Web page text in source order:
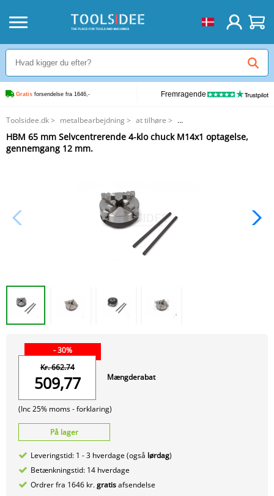
Gratis forsendelse fra 1646,- Fremragende
Toolsidee.dk> metalbearbejdning > at tilhøre >
HBM 65 mm Selvcentrerende 4-klo chuck M14x1 optagelse, gennemgang
12 mm.
HBM 65 mm Selvcentrerende 4-klo chuck M14x1 optagelse,
gennemgang 12 mm.
- 30%
Kr. 662.74
509,77
(Inc 25% moms -forklaring)
Mængderabat
På lager
Leveringstid: 1 - 3 hverdage (også lørdag)
Betænkningstid: 14 hverdage
Ordrer fra 1646 kr.gratisafsendelse